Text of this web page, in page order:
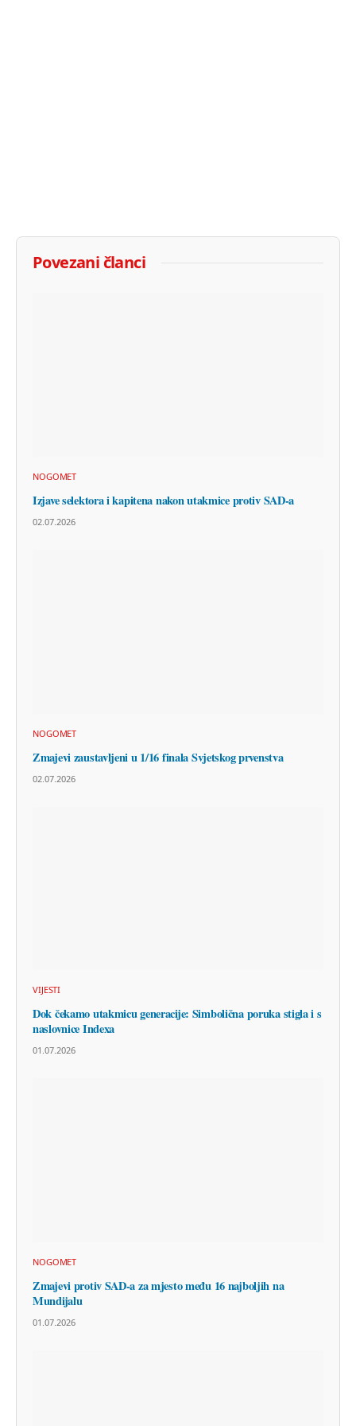
Povezani članci
NOGOMET
Izjave selektora i kapitena nakon utakmice protiv SAD-a
02.07.2026
NOGOMET
Zmajevi zaustavljeni u 1/16 finala Svjetskog prvenstva
02.07.2026
VIJESTI
Dok čekamo utakmicu generacije: Simbolična poruka stigla i s
naslovnice Indexa
01.07.2026
NOGOMET
Zmajevi protiv SAD-a za mjesto među 16 najboljih na
Mundijalu
01.07.2026